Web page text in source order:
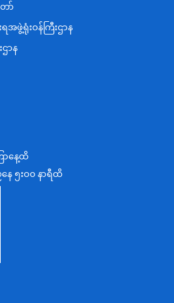
ာ်
အဖွဲ့ရုံးဝန်ကြီးဌာန
ာန
ာန
နှင့်စက်မှုဝန်ကြီးဌာန
ပေါင်းဆောင်ရွက်ရေးဝန်ကြီးဌာန
းဌာန
ျေးမှုဝန်ကြီးဌာန
ရေးနှင့်ဆည်မြောင်းဝန်ကြီးဌာန
သွယ်ရေးဝန်ကြီးဌာန
ျင်ထိန်းသိမ်းရေးဝန်ကြီးဌာန
ကြီးကြပ်ရေးနှင့်ပြည်သူ့အင်အား
ာနေ့ထိ
ေ ၅းဝ၀ နာရီထိ